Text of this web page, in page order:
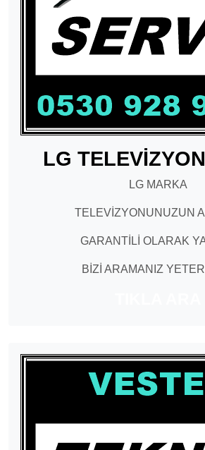
LG
LG MARKA
TELEVİZYONUNUZUN
GARANTİLİ OLARAK
BİZİ ARAMANIZ